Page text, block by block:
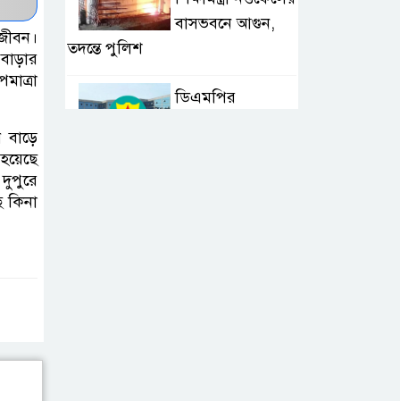
কিনা
বাসভবনে আগুন,
তদন্তে পুলিশ
ডিএমপির